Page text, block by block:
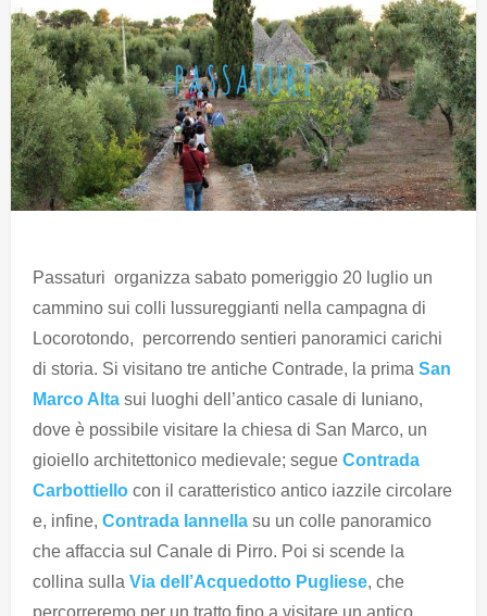
Passaturi organizza sabato pomeriggio 20 luglio un
cammino sui colli lussureggianti nella campagna di
Locorotondo, percorrendo sentieri panoramici carichi
di storia. Si visitano tre antiche Contrade, la prima San
Marco Alta sui luoghi dell’antico casale di Iuniano,
dove è possibile visitare la chiesa di San Marco, un
gioiello architettonico medievale; segue Contrada
Carbottiello con il caratteristico antico iazzile circolare
e, infine, Contrada Iannella su un colle panoramico
che affaccia sul Canale di Pirro. Poi si scende la
collina sulla Via dell’Acquedotto Pugliese, che